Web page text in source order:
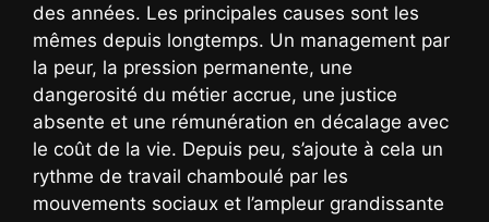
des années. Les principales causes sont les
mêmes depuis longtemps. Un management par
la peur, la pression permanente, une
dangerosité du métier accrue, une justice
absente et une rémunération en décalage avec
le coût de la vie. Depuis peu, s’ajoute à cela un
rythme de travail chamboulé par les
mouvements sociaux et l’ampleur grandissante